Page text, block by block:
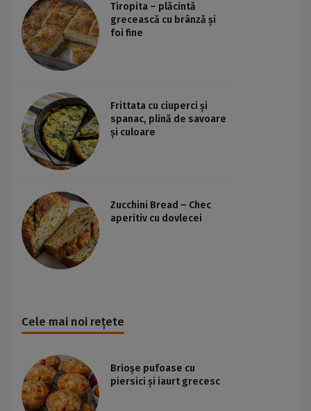
Tiropita – plăcintă
grecească cu brânză și
foi fine
Frittata cu ciuperci și
spanac, plină de savoare
și culoare
Zucchini Bread – Chec
aperitiv cu dovlecei
Cele mai noi rețete
Brioșe pufoase cu
piersici și iaurt grecesc